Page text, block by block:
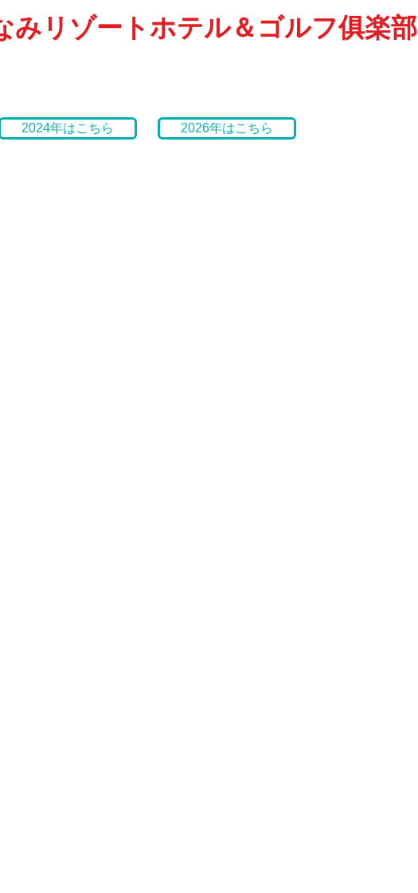
みリゾートホテル＆ゴルフ俱楽部
2024年はこちら 2026年はこちら